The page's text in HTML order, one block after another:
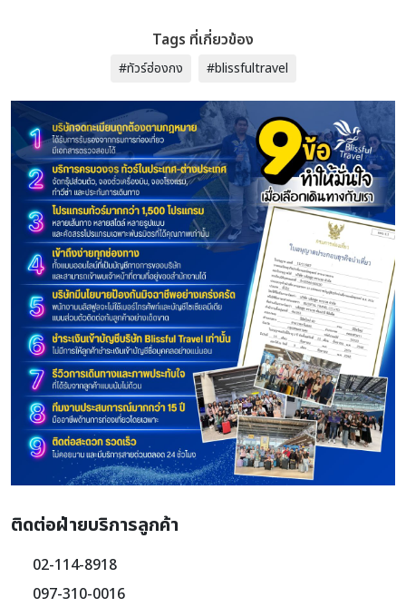
Tags ที่เกี่ยวข้อง
#ทัวร์ฮ่องกง #blissfultravel
ติดต่อฝ่ายบริการลูกค้า
02-114-8918
097-310-0016